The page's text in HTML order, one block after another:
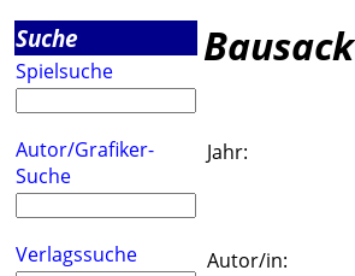
Suche
Spielsuche
Autor/Grafiker-
Suche
Verlagssuche
Bausack
Jahr:
Autor/in: